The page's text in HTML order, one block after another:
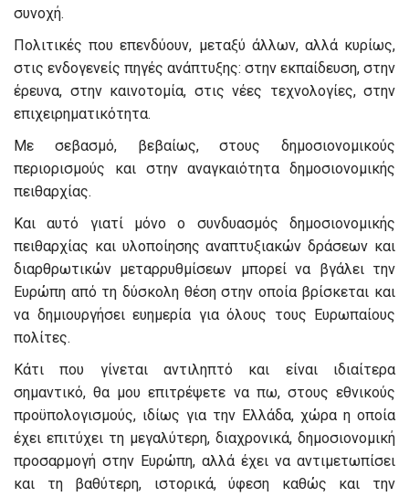
συνοχή.
Πολιτικές που επενδύουν, μεταξύ άλλων, αλλά κυρίως,
στις ενδογενείς πηγές ανάπτυξης: στην εκπαίδευση, στην
έρευνα, στην καινοτομία, στις νέες τεχνολογίες, στην
επιχειρηματικότητα.
Με σεβασμό, βεβαίως, στους δημοσιονομικούς
περιορισμούς και στην αναγκαιότητα δημοσιονομικής
πειθαρχίας.
Και αυτό γιατί μόνο ο συνδυασμός δημοσιονομικής
πειθαρχίας και υλοποίησης αναπτυξιακών δράσεων και
διαρθρωτικών μεταρρυθμίσεων μπορεί να βγάλει την
Ευρώπη από τη δύσκολη θέση στην οποία βρίσκεται και
να δημιουργήσει ευημερία για όλους τους Ευρωπαίους
πολίτες.
Κάτι που γίνεται αντιληπτό και είναι ιδιαίτερα
σημαντικό, θα μου επιτρέψετε να πω, στους εθνικούς
προϋπολογισμούς, ιδίως για την Ελλάδα, χώρα η οποία
έχει επιτύχει τη μεγαλύτερη, διαχρονικά, δημοσιονομική
προσαρμογή στην Ευρώπη, αλλά έχει να αντιμετωπίσει
και τη βαθύτερη, ιστορικά, ύφεση καθώς και την